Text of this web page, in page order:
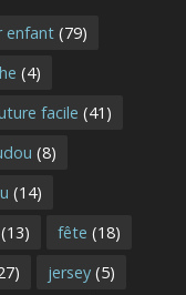
enfant (79)
(4)
facile (41)
(8)
(14)
(13) fête (18)
jersey (5)